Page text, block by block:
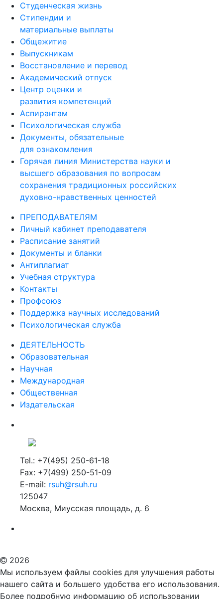
Образование за рубежом
Студенческая жизнь
Стипендии и
материальные выплаты
Общежитие
Выпускникам
Восстановление и перевод
Академический отпуск
Центр оценки и
развития компетенций
Аспирантам
Психологическая служба
Документы, обязательные
для ознакомления
Горячая линия Министерства науки и
высшего образования по вопросам
сохранения традиционных российских
ПРЕПОДАВАТЕЛЯМ
Личный кабинет преподавателя
Расписание занятий
Документы и бланки
Антиплагиат
Учебная структура
Контакты
Профсоюз
Поддержка научных исследований
ДЕЯТЕЛЬНОСТЬ
Образовательная
Научная
Международная
Общественная
Tel.: +7(495) 250-61-18
Fax: +7(499) 250-51-09
E-mail:
125047
2026
Мы используем файлы cookies для улучшения работы
нашего сайта и большего удобства его использования.